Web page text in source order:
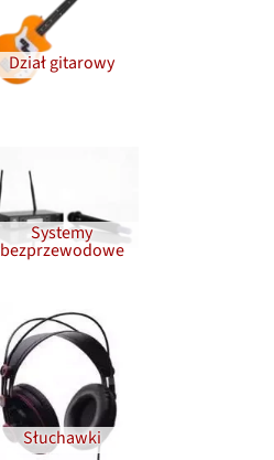
Dział gitarowy
Systemy
bezprzewodowe
Słuchawki